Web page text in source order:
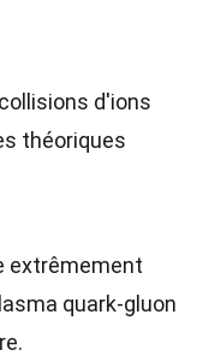
d'ions
théoriques
extrêmement
quark-gluon